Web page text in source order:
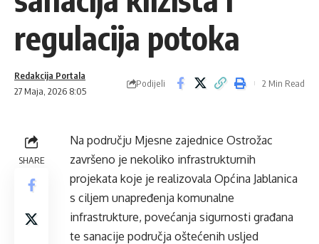
regulacija potoka
27 Maja, 2026 8:05
Redakcija Portala
Podijeli 2 Min Read
SHARE
Na području Mjesne zajednice Ostrožac
završeno je nekoliko infrastrukturnih
projekata koje je realizovala Općina Jablanica
s ciljem unapređenja komunalne
infrastrukture, povećanja sigurnosti građana
te sanacije područja oštećenih usljed